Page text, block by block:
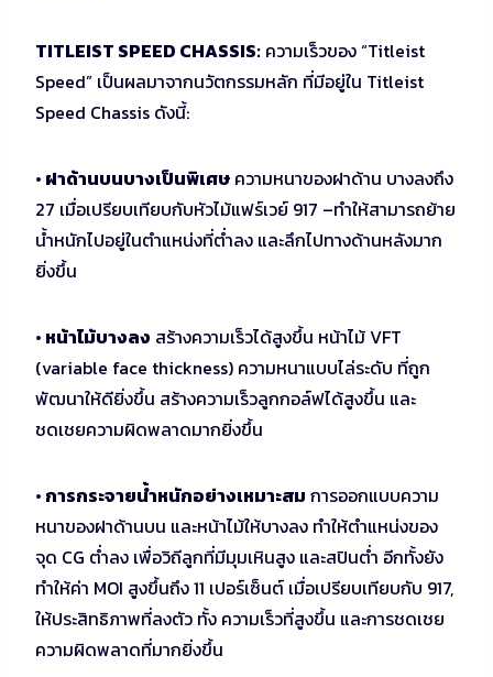
TITLEIST SPEED CHASSIS: ความเร็วของ “Titleist
Speed” เป็นผลมาจากนวัตกรรมหลัก ที่มีอยู่ใน Titleist
Speed Chassis ดังนี้:
• ฝาด้านบนบางเป็นพิเศษ ความหนาของฝาด้าน บางลงถึง
27 เมื่อเปรียบเทียบกับหัวไม้แฟร์เวย์ 917 –ทำให้สามารถย้าย
น้ำหนักไปอยู่ในตำแหน่งที่ต่ำลง และลึกไปทางด้านหลังมาก
ยิ่งขึ้น
• หน้าไม้บางลง สร้างความเร็วได้สูงขึ้น หน้าไม้ VFT
(variable face thickness) ความหนาแบบไล่ระดับ ที่ถูก
พัฒนาให้ดียิ่งขึ้น สร้างความเร็วลูกกอล์ฟได้สูงขึ้น และ
ชดเชยความผิดพลาดมากยิ่งขึ้น
• การกระจายน้ำหนักอย่างเหมาะสม การออกแบบความ
หนาของฝาด้านบน และหน้าไม้ให้บางลง ทำให้ตำแหน่งของ
จุด CG ต่ำลง เพื่อวิถีลูกที่มีมุมเหินสูง และสปินต่ำ อีกทั้งยัง
ทำให้ค่า MOI สูงขึ้นถึง 11 เปอร์เซ็นต์ เมื่อเปรียบเทียบกับ 917,
ให้ประสิทธิภาพที่ลงตัว ทั้ง ความเร็วที่สูงขึ้น และการชดเชย
ความผิดพลาดที่มากยิ่งขึ้น